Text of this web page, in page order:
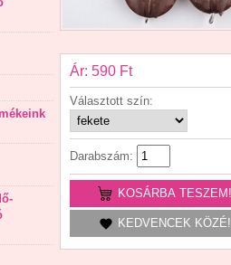
Ár: 590 Ft
Választott szín:
Darabszám:
KOSÁRBA TESZEM!
KEDVENCEK KÖZÉ!